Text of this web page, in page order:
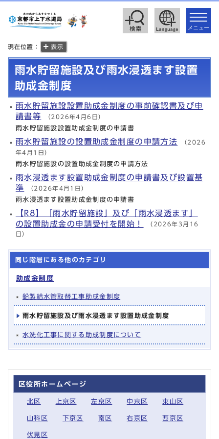
toggle
メニュー
現在位置： 表示
雨水貯留施設及び雨水浸透ます設置
助成金制度
雨水貯留施設設置助成金制度の事前確認書及び申
請書等
（2026年4月6日）
雨水貯留施設設置助成金制度の申請書
雨水貯留施設の設置助成金制度の申請方法
（2026
年4月1日）
雨水貯留施設の設置助成金制度の申請方法
雨水浸透ます設置助成金制度の申請書及び設置基
準
（2026年4月1日）
雨水浸透ます設置助成金制度の申請書
【R8】「雨水貯留施設」及び「雨水浸透ます」
の設置助成金の申請受付を開始！ （2026年3月16
日）
同じ階層にある他のカテゴリ
助成金制度
鉛製給水管取替工事助成金制度
雨水貯留施設及び雨水浸透ます設置助成金制度
水洗化工事に関する助成制度について
区役所ホームページ
北区 上京区 左京区 中京区 東山区
山科区 下京区 南区 右京区 西京区
伏見区